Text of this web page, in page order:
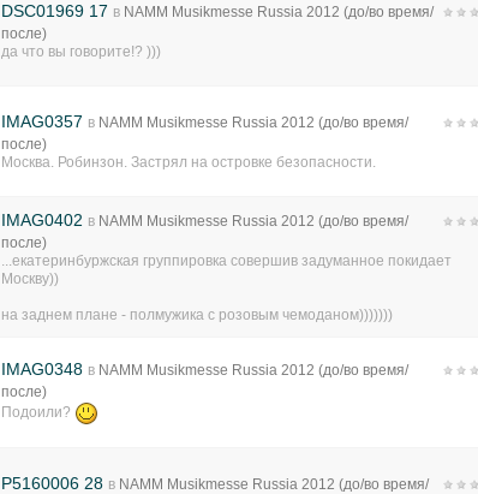
DSC01969 17 в NAMM Musikmesse Russia 2012 (до/во время/
после)
да что вы говорите!? )))
IMAG0357 в NAMM Musikmesse Russia 2012 (до/во время/
после)
Москва. Робинзон. Застрял на островке безопасности.
IMAG0402 в NAMM Musikmesse Russia 2012 (до/во время/
после)
...екатеринбуржская группировка совершив задуманное покидает
Москву))
на заднем плане - полмужика с розовым чемоданом)))))))
IMAG0348 в NAMM Musikmesse Russia 2012 (до/во время/
после)
Подоили?
P5160006 28 в NAMM Musikmesse Russia 2012 (до/во время/